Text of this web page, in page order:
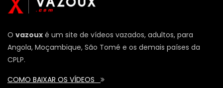
O vazoux é um site de vídeos vazados, adultos, para
Angola, Moçambique, São Tomé e os demais países da
CPLP.
COMO BAIXAR OS VÍDEOS